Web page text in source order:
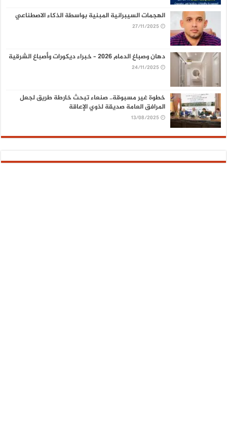
الهجمات السيبرانية المبنية بواسطة الذكاء الاصطناعي
27/11/2025
دهان وصباغ الدمام 2026 – خبراء ديكورات وأصباغ الشرقية
24/11/2025
خطوة غير مسبوقة.. صنعاء تبحث خارطة طريق لجعل
المرافق العامة صديقة لذوي الإعاقة
13/08/2025